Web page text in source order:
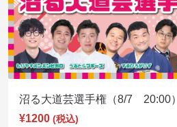
沼る大道芸選手権（8/7 20:00）
¥1200 (税込)